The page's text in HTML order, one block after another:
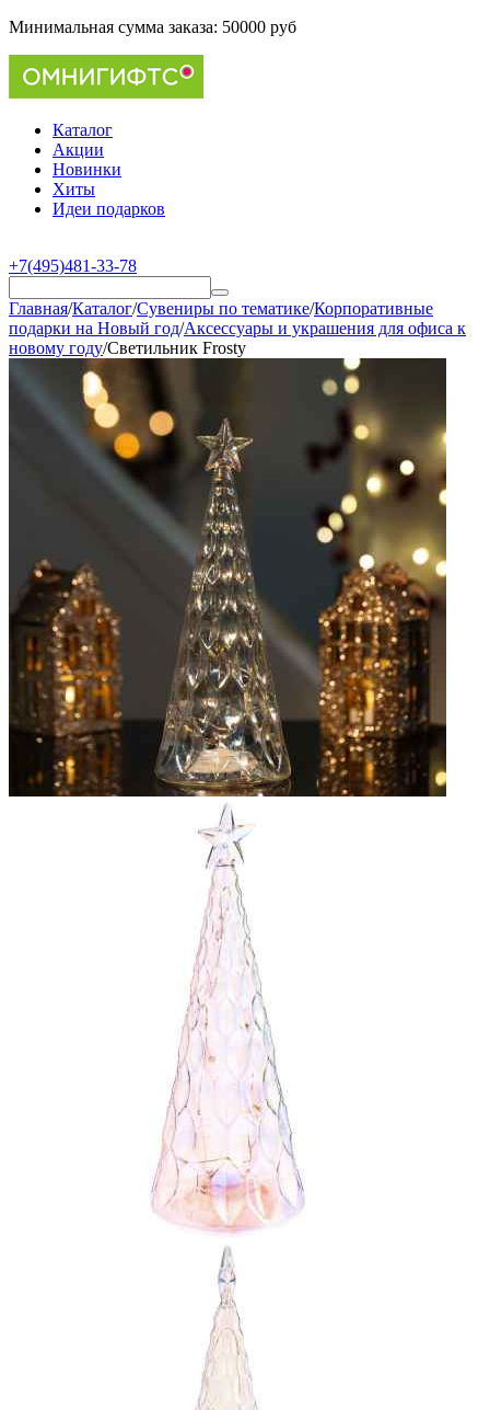
Минимальная сумма заказа: 50000 руб
Каталог
Акции
Новинки
Хиты
Идеи подарков
+7(495)481-33-78
Главная/Каталог/Сувениры по тематике/Корпоративные
подарки на Новый год/Аксессуары и украшения для офиса к
новому году/Светильник Frosty